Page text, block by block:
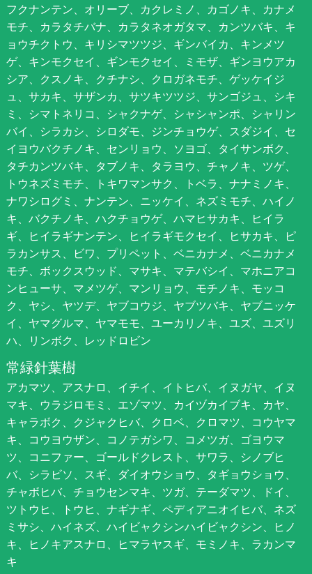
フクナンテン、オリーブ、カクレミノ、カゴノキ、カナメ
モチ、カラタチバナ、カラタネオガタマ、カンツバキ、キ
ョウチクトウ、キリシマツツジ、ギンバイカ、キンメツ
ゲ、キンモクセイ、ギンモクセイ、ミモザ、ギンヨウアカ
シア、クスノキ、クチナシ、クロガネモチ、ゲッケイジ
ュ、サカキ、サザンカ、サツキツツジ、サンゴジュ、シキ
ミ、シマトネリコ、シャクナゲ、シャシャンポ、シャリン
バイ、シラカシ、シロダモ、ジンチョウゲ、スダジイ、セ
イヨウバクチノキ、センリョウ、ソヨゴ、タイサンボク、
タチカンツバキ、タブノキ、タラヨウ、チャノキ、ツゲ、
トウネズミモチ、トキワマンサク、トベラ、ナナミノキ、
ナワシログミ、ナンテン、ニッケイ、ネズミモチ、ハイノ
キ、バクチノキ、ハクチョウゲ、ハマヒサカキ、ヒイラ
ギ、ヒイラギナンテン、ヒイラギモクセイ、ヒサカキ、ピ
ラカンサス、ビワ、プリペット、ベニカナメ、ベニカナメ
モチ、ボックスウッド、マサキ、マテバシイ、マホニアコ
ンヒューサ、マメツゲ、マンリョウ、モチノキ、モッコ
ク、ヤシ、ヤツデ、ヤブコウジ、ヤブツバキ、ヤブニッケ
イ、ヤマグルマ、ヤマモモ、ユーカリノキ、ユズ、ユズリ
ハ、リンボク、レッドロビン
常緑針葉樹
アカマツ、アスナロ、イチイ、イトヒバ、イヌガヤ、イヌ
マキ、ウラジロモミ、エゾマツ、カイヅカイブキ、カヤ、
キャラボク、クジャクヒバ、クロベ、クロマツ、コウヤマ
キ、コウヨウザン、コノテガシワ、コメツガ、ゴヨウマ
ツ、コニファー、ゴールドクレスト、サワラ、シノブヒ
バ、シラビソ、スギ、ダイオウショウ、タギョウショウ、
チャボヒバ、チョウセンマキ、ツガ、テーダマツ、ドイ、
ツトウヒ、トウヒ、ナギナギ、ペディアニオイヒバ、ネズ
ミサシ、ハイネズ、ハイビャクシンハイビャクシン、ヒノ
キ、ヒノキアスナロ、ヒマラヤスギ、モミノキ、ラカンマ
キ